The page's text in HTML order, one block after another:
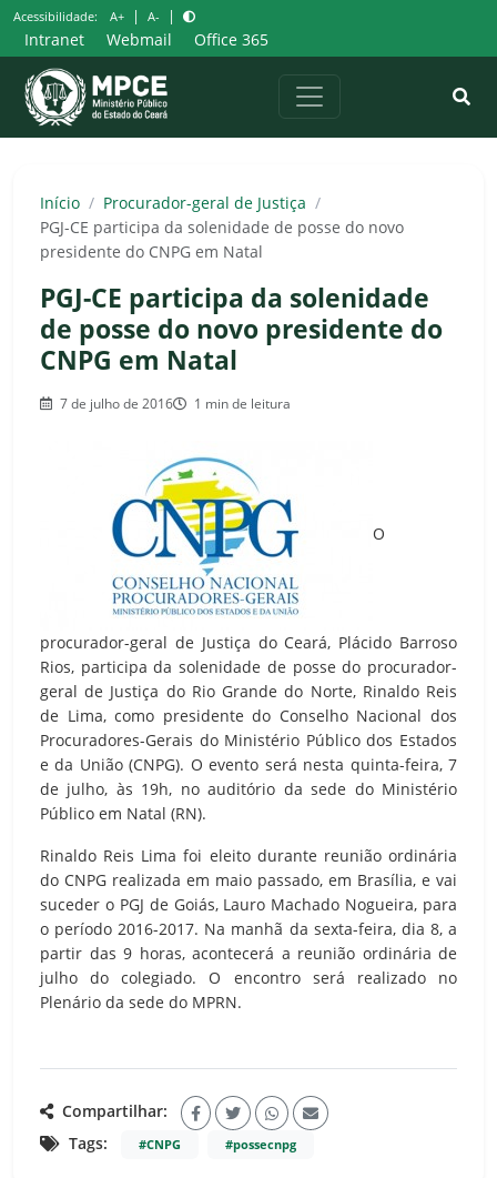
Pular
para
o
conteúdo
Acessibilidade: A+ | A- |
Intranet Webmail Office 365
Início / Procurador-geral de Justiça /
PGJ-CE participa da solenidade de posse do novo
presidente do CNPG em Natal
PGJ-CE participa da solenidade
de posse do novo presidente do
CNPG em Natal
7 de julho de 2016 1 min de leitura
O
procurador-geral de Justiça do Ceará, Plácido Barroso
Rios, participa da solenidade de posse do procurador-
geral de Justiça do Rio Grande do Norte, Rinaldo Reis
de Lima, como presidente do Conselho Nacional dos
Procuradores-Gerais do Ministério Público dos Estados
e da União (CNPG). O evento será nesta quinta-feira, 7
de julho, às 19h, no auditório da sede do Ministério
Público em Natal (RN).
Rinaldo Reis Lima foi eleito durante reunião ordinária
do CNPG realizada em maio passado, em Brasília, e vai
suceder o PGJ de Goiás, Lauro Machado Nogueira, para
o período 2016-2017. Na manhã da sexta-feira, dia 8, a
partir das 9 horas, acontecerá a reunião ordinária de
julho do colegiado. O encontro será realizado no
Plenário da sede do MPRN.
Compartilhar:
Tags:
#CNPG #possecnpg